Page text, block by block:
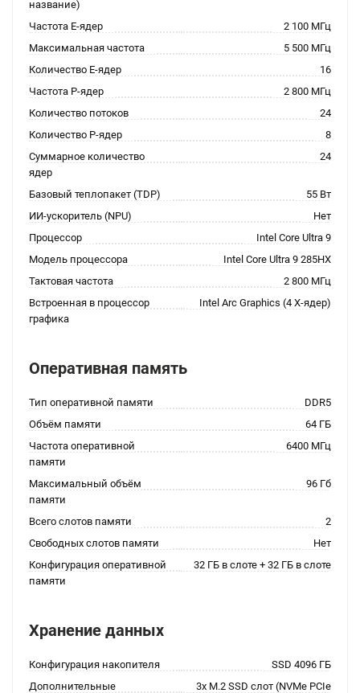
название)
Частота E-ядер
2 100 МГц
Максимальная частота
5 500 МГц
Количество E-ядер
16
Частота P-ядер
2 800 МГц
Количество потоков
24
Количество P-ядер
8
Суммарное количество
ядер
24
Базовый теплопакет (TDP)
55 Вт
ИИ-ускоритель (NPU)
Нет
Процессор
Intel Core Ultra 9
Модель процессора
Intel Core Ultra 9 285HX
Тактовая частота
2 800 МГц
Встроенная в процессор
графика
Intel Arc Graphics (4 X-ядер)
Оперативная память
Тип оперативной памяти
DDR5
Объём памяти
64 ГБ
Частота оперативной
памяти
6400 МГц
Максимальный объём
памяти
96 Гб
Всего слотов памяти
2
Свободных слотов памяти
Нет
Конфигурация оперативной
памяти
32 ГБ в слоте + 32 ГБ в слоте
Хранение данных
Конфигурация накопителя
SSD 4096 ГБ
Дополнительные
3x M.2 SSD слот (NVMe PCIe